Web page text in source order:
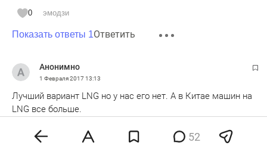
0 эмодзи
Показать ответы 1Ответить
Анонимно
1 Февраля 201713:13
Лучший вариант LNG но у нас его нет. А в Китае машин на
LNG все больше.
52